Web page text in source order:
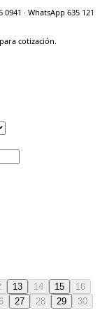
· WhatsApp 635 121
cotización.
13 14 15
16
27 28 29
30